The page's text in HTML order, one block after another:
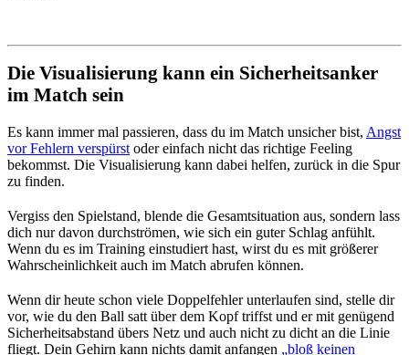
Die Visualisierung kann ein Sicherheitsanker
im Match sein
Es kann immer mal passieren, dass du im Match unsicher bist, Angst
vor Fehlern verspürstoder einfach nicht das richtige Feeling
bekommst. Die Visualisierung kann dabei helfen, zurück in die Spur
zu finden.
Vergiss den Spielstand, blende die Gesamtsituation aus, sondern lass
dich nur davon durchströmen, wie sich ein guter Schlag anfühlt.
Wenn du es im Training einstudiert hast, wirst du es mit größerer
Wahrscheinlichkeit auch im Match abrufen können.
Wenn dir heute schon viele Doppelfehler unterlaufen sind, stelle dir
vor, wie du den Ball satt über dem Kopf triffst und er mit genügend
Sicherheitsabstand übers Netz und auch nicht zu dicht an die Linie
fliegt. Dein Gehirn kann nichts damit anfangen „bloß keinen